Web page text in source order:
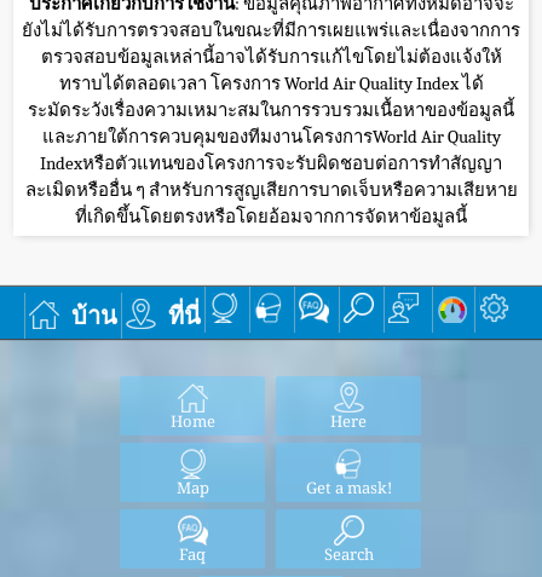
ยังไม่ได้รับการตรวจสอบในขณะที่มีการเผยแพร่และเนื่องจากการ
ตรวจสอบข้อมูลเหล่านี้อาจได้รับการแก้ไขโดยไม่ต้องแจ้งให้
ทราบได้ตลอดเวลา โครงการ World Air Quality Index ได้
ระมัดระวังเรื่องความเหมาะสมในการรวบรวมเนื้อหาของข้อมูลนี้
และภายใต้การควบคุมของทีมงานโครงการWorld Air Quality
Indexหรือตัวแทนของโครงการจะรับผิดชอบต่อการทำสัญญา
ละเมิดหรืออื่น ๆ สำหรับการสูญเสียการบาดเจ็บหรือความเสียหาย
ที่เกิดขึ้นโดยตรงหรือโดยอ้อมจากการจัดหาข้อมูลนี้
บ้าน ที่นี่
Home Here
Map Get a mask!
Faq Search